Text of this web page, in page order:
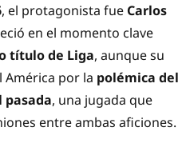
, el protagonista fue Carlos
en el momento clave
título de Liga, aunque su
América por la polémica del
pasada, una jugada que
entre ambas aficiones.